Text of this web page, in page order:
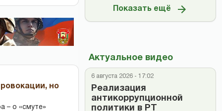
но
– о «смуте»
Показать ещё
Актуальное видео
6 августа 2026 - 17:02
Реализация
антикоррупционной
политики в РТ